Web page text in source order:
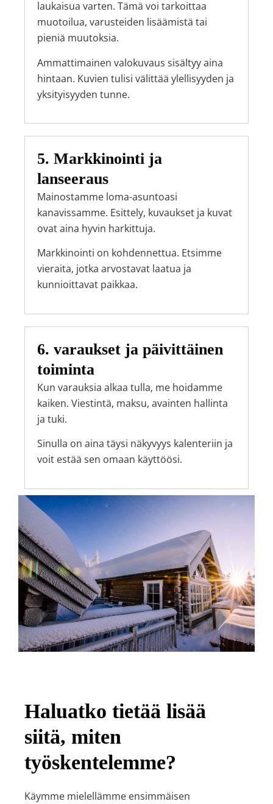
laukaisua varten. Tämä voi tarkoittaa
muotoilua, varusteiden lisäämistä tai
pieniä muutoksia.
Ammattimainen valokuvaus sisältyy aina
hintaan. Kuvien tulisi välittää ylellisyyden ja
yksityisyyden tunne.
5. Markkinointi ja
lanseeraus
Mainostamme loma-asuntoasi
kanavissamme. Esittely, kuvaukset ja kuvat
ovat aina hyvin harkittuja.
Markkinointi on kohdennettua. Etsimme
vieraita, jotka arvostavat laatua ja
kunnioittavat paikkaa.
6. varaukset ja päivittäinen
toiminta
Kun varauksia alkaa tulla, me hoidamme
kaiken. Viestintä, maksu, avainten hallinta
ja tuki.
Sinulla on aina täysi näkyvyys kalenteriin ja
voit estää sen omaan käyttöösi.
Haluatko tietää lisää
siitä, miten
työskentelemme?
Käymme mielellämme ensimmäisen